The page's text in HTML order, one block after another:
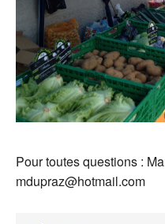
Pour toutes questions :
mdupraz@hotmail.com